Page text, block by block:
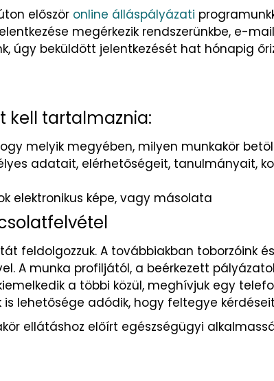
először online álláspályázati
megérkezik rendszerünkbe, e-
úgy beküldött jelentkezését hat hónapig
kell tartalmaznia:
melyik megyében, milyen munkakör
adatait, elérhetőségeit, tanulmányait,
elektronikus képe, vagy másolata
feldolgozzuk. A továbbiakban toborzóink
A munka profiljától, a beérkezett
a többi közül, meghívjuk egy
lehetősége adódik, hogy feltegye
ellátáshoz előírt egészségügyi